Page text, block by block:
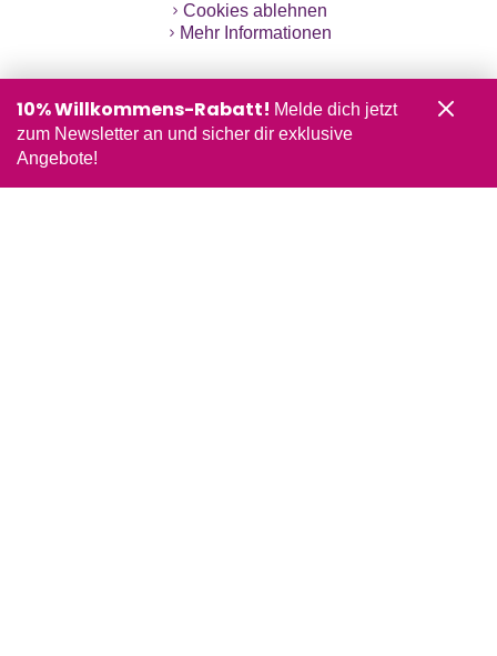
Cookies ablehnen
Mehr Informationen
10% Willkommens-Rabatt! Melde dich jetzt
zum Newsletter an und sicher dir exklusive
Angebote!